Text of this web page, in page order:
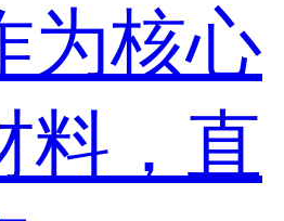
为核心
料，直